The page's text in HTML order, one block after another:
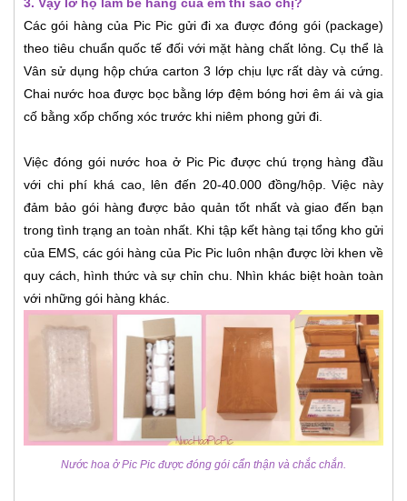
3. Vậy lỡ họ làm bể hàng của em thì sao chị?
Các gói hàng của Pic Pic gửi đi xa được đóng gói (package)
theo tiêu chuẩn quốc tế đối với mặt hàng chất lỏng. Cụ thể là
Vân sử dụng hộp chứa carton 3 lớp chịu lực rất dày và cứng.
Chai nước hoa được bọc bằng lớp đệm bóng hơi êm ái và gia
cố bằng xốp chống xóc trước khi niêm phong gửi đi.
Việc đóng gói nước hoa ở Pic Pic được chú trọng hàng đầu
với chi phí khá cao, lên đến 20-40.000 đồng/hộp. Việc này
đảm bảo gói hàng được bảo quản tốt nhất và giao đến bạn
trong tình trạng an toàn nhất. Khi tập kết hàng tại tổng kho gửi
của EMS, các gói hàng của Pic Pic luôn nhận được lời khen về
quy cách, hình thức và sự chỉn chu. Nhìn khác biệt hoàn toàn
với những gói hàng khác.
Nước hoa ở Pic Pic được đóng gói cẩn thận và chắc chắn.